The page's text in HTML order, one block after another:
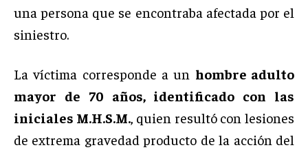
una persona que se encontraba afectada por el
siniestro.
La víctima corresponde a un hombre adulto
mayor de 70 años, identificado con las
iniciales M.H.S.M., quien resultó con lesiones
de extrema gravedad producto de la acción del